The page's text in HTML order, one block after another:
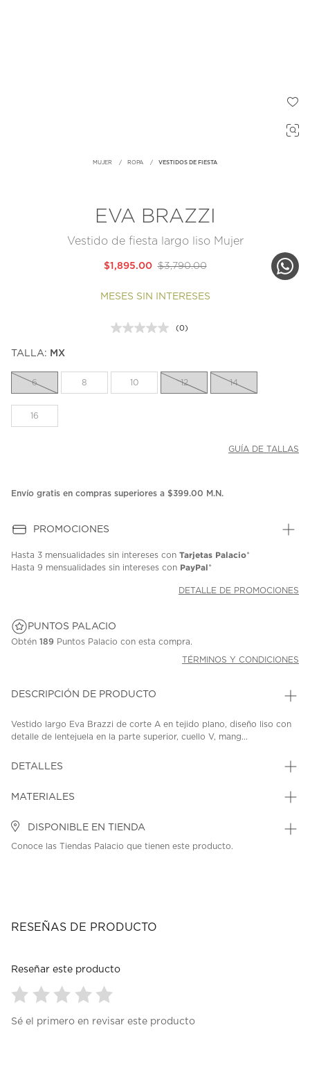
MUJER ROPA VESTIDOS DE FIESTA
EVA BRAZZI
Vestido de fiesta largo liso Mujer
$3,790.00
$1,895.00
MESES SIN INTERESES
Sin
la
misma
(0)
TALLA: MX
6 8 10 12 14
16
GUÍA DE TALLAS
Envío gratis en compras superiores a $399.00 M.N.
PROMOCIONES
Hasta 3 mensualidades sin intereses con Tarjetas Palacio*
Hasta 9 mensualidades sin intereses con PayPal*
DETALLE DE PROMOCIONES
PUNTOS PALACIO
Obtén 189 Puntos Palacio con esta compra.
TÉRMINOS Y CONDICIONES
DESCRIPCIÓN DE PRODUCTO
Vestido largo Eva Brazzi de corte A en tejido plano, diseño liso con
detalle de lentejuela en la parte superior, cuello V, mang...
DETALLES
MATERIALES
DISPONIBLE EN TIENDA
Conoce las Tiendas Palacio que tienen este producto.
RESEÑAS DE PRODUCTO
Reseñar este producto
paraparaparaparapara
Sé el primero en revisar este producto